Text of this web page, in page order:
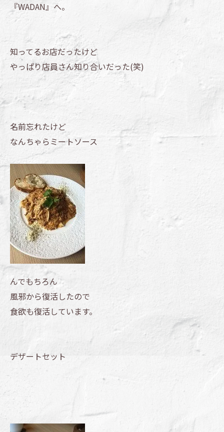
『WADAN』へ。
知ってるお店だったけど
やっぱり店員さん知り合いだった(笑)
名前忘れたけど
なんちゃらミートソース
んでもちろん
風邪から復活したので
食欲も復活しています。
デザートセット